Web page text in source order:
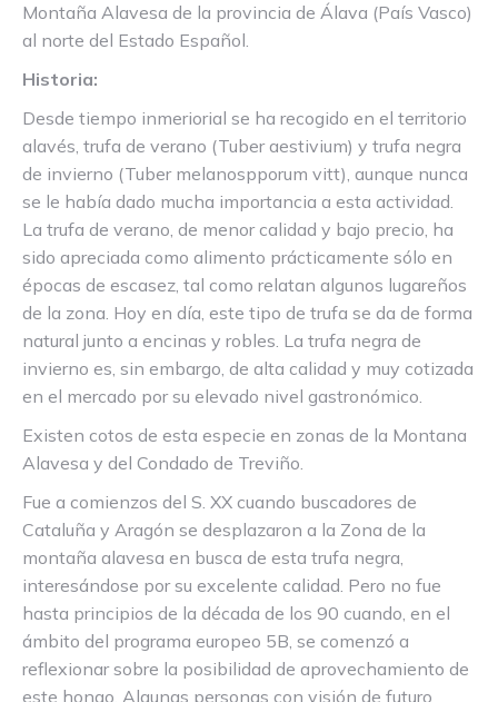
Montaña Alavesa de la provincia de Álava (País Vasco)
al norte del Estado Español.
Historia:
Desde tiempo inmeriorial se ha recogido en el territorio
alavés, trufa de verano (Tuber aestivium) y trufa negra
de invierno (Tuber melanospporum vitt), aunque nunca
se le había dado mucha importancia a esta actividad.
La trufa de verano, de menor calidad y bajo precio, ha
sido apreciada como alimento prácticamente sólo en
épocas de escasez, tal como relatan algunos lugareños
de la zona. Hoy en día, este tipo de trufa se da de forma
natural junto a encinas y robles. La trufa negra de
invierno es, sin embargo, de alta calidad y muy cotizada
en el mercado por su elevado nivel gastronómico.
Existen cotos de esta especie en zonas de la Montana
Alavesa y del Condado de Treviño.
Fue a comienzos del S. XX cuando buscadores de
Cataluña y Aragón se desplazaron a la Zona de la
montaña alavesa en busca de esta trufa negra,
interesándose por su excelente calidad. Pero no fue
hasta principios de la década de los 90 cuando, en el
ámbito del programa europeo 5B, se comenzó a
reflexionar sobre la posibilidad de aprovechamiento de
este hongo. Algunas personas con visión de futuro